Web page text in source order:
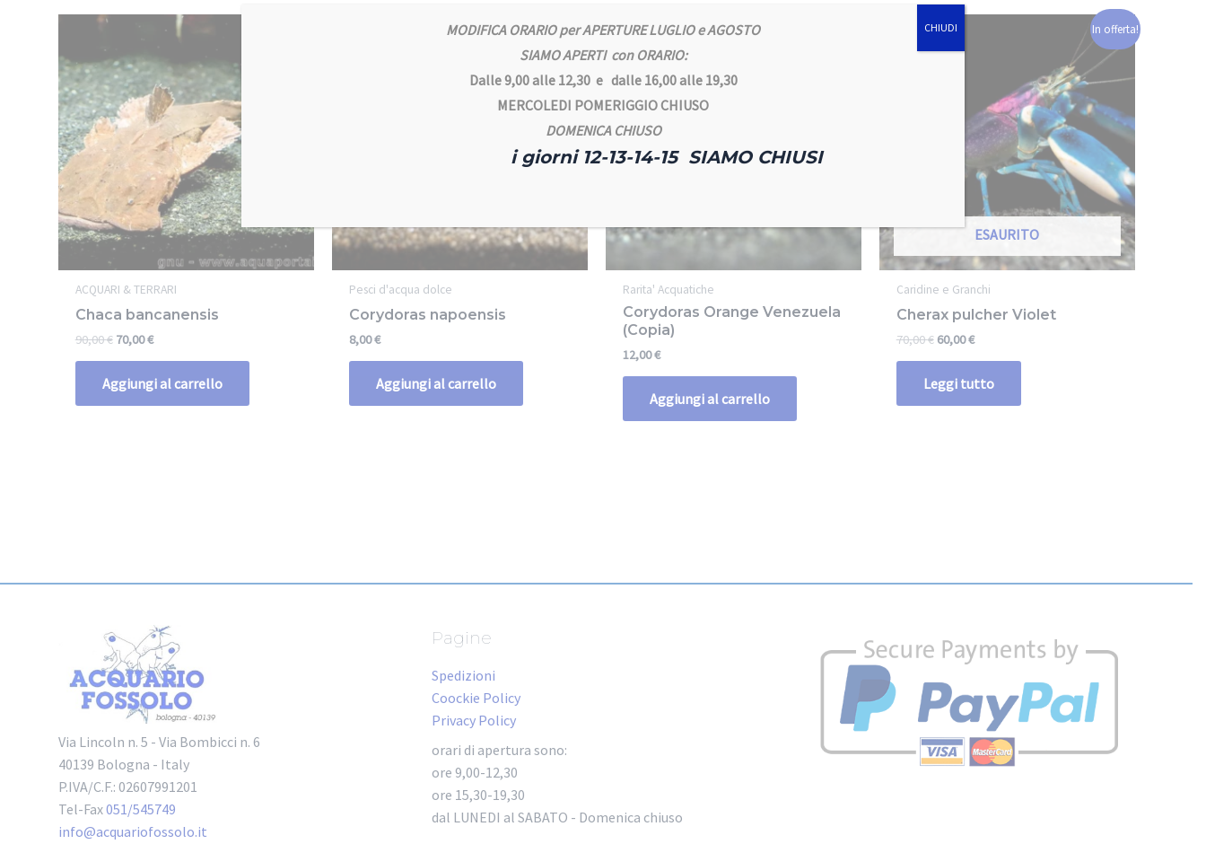
ACQUARI & TERRARI
Chaca bancanensis
90,00€ 70,00€
Aggiungi al carrello
Pesci d'acqua dolce
Corydoras napoensis
8,00€
Aggiungi al carrello
Rarita' Acquatiche
Corydoras Orange Venezuela
(Copia)
12,00€
Aggiungi al carrello
In offerta!
ESAURITO
Caridine e Granchi
Cherax pulcher Violet
70,00€ 60,00€
Leggi tutto
Via Lincoln n. 5 - Via Bombicci n. 6
40139 Bologna - Italy
P.IVA/C.F.: 02607991201
Tel-Fax051/545749
info@acquariofossolo.it
Pagine
Spedizioni
Coockie Policy
Privacy Policy
orari di apertura sono:
ore 9,00-12,30
ore 15,30-19,30
dal LUNEDI al SABATO - Domenica chiuso
MODIFICA ORARIO per APERTURE LUGLIO e AGOSTO
SIAMO APERTI con ORARIO:
Dalle 9,00 alle 12,30 e dalle 16,00 alle 19,30
MERCOLEDI POMERIGGIO CHIUSO
DOMENICA CHIUSO
i giorni 12-13-14-15 SIAMO CHIUSI
CHIUDI